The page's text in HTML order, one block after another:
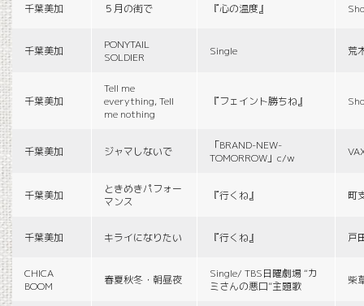
千葉美加 ５月の街で 『心の温度』
千葉美加
PONYTAIL
SOLDIER
Single 荒
千葉美加
Tell me
everything, Tell
me nothing
『フェイント勝ちね』
千葉美加 ジャマしないで
「BRAND-NEW-
TOMORROW」c/w
千葉美加
ときめきパフォー
マンス
『行くね』 町
千葉美加 キライになりたい 『行くね』 戸
CHICA
BOOM
春夏秋冬・朝昼夜
Single/ TBS日曜劇場 “カ
ミさんの悪口”主題歌
柴